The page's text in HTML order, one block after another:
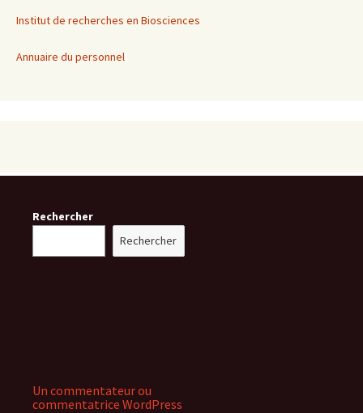
Institut de recherches en Biosciences
Annuaire du personnel
Rechercher
Rechercher
Un commentateur ou
commentatrice WordPress